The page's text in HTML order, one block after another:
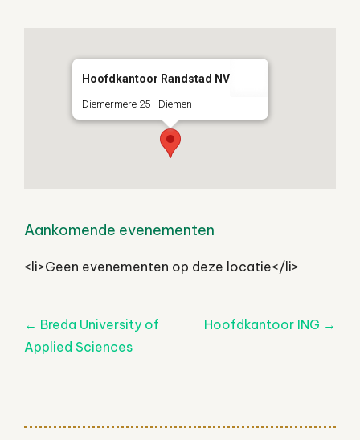
Hoofdkantoor Randstad NV
Diemermere 25 - Diemen
Aankomende evenementen
<li>Geen evenementen op deze locatie</li>
Post
navigatie
← Breda University of
Applied Sciences
Hoofdkantoor ING →